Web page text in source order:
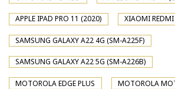
APPLE IPAD PRO 11 (2020) XIAOMI
SAMSUNG GALAXY A22 4G (SM-A225F)
SAMSUNG GALAXY A22 5G (SM-A226B)
MOTOROLA EDGE PLUS MOTOROLA